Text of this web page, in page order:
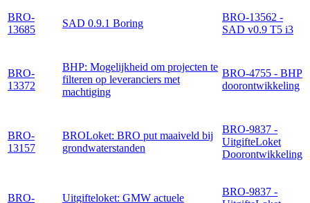
BRO-
13685
SAD 0.9.1 Boring
BRO-13562 -
SAD v0.9 T5 i3
BRO-
13372
BHP: Mogelijkheid om projecten te
filteren op leveranciers met
machtiging
BRO-4755 - BHP
doorontwikkeling
BRO-
13157
BROLoket: BRO put maaiveld bij
grondwaterstanden
BRO-9837 -
UitgifteLoket
Doorontwikkeling
BRO-
Uitgifteloket: GMW actuele
BRO-9837 -